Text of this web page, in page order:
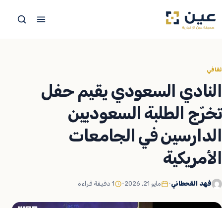
إلى
ثقافي
النادي السعودي يقيم حفل
تخرّج الطلبة السعوديين
الدارسين في الجامعات
الأمريكية
فهد القحطاني• مايو 21, 2026 • 1 دقيقة قراءة